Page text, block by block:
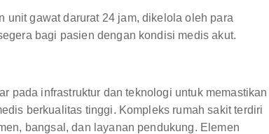
unit gawat darurat 24 jam, dikelola oleh para
bagi pasien dengan kondisi medis akut.
pada infrastruktur dan teknologi untuk memastikan
berkualitas tinggi. Kompleks rumah sakit terdiri
bangsal, dan layanan pendukung. Elemen